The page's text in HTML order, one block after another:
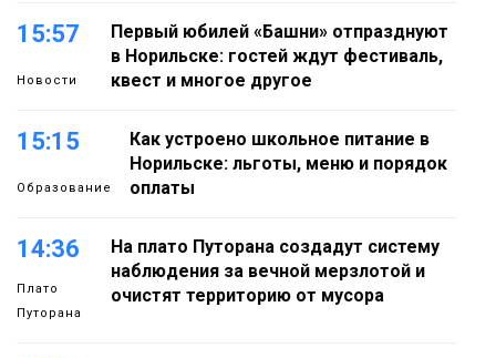
15:57
Новости
Первый юбилей «Башни» отпразднуют
в Норильске: гостей ждут фестиваль,
квест и многое другое
15:15
Образование
Как устроено школьное питание в
Норильске: льготы, меню и порядок
оплаты
14:36
Плато
Путорана
На плато Путорана создадут систему
наблюдения за вечной мерзлотой и
очистят территорию от мусора